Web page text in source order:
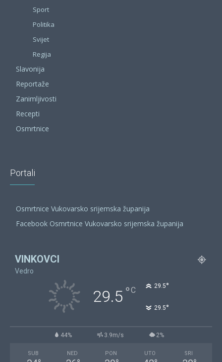
Sport
Politika
Svijet
Regija
Slavonija
Reportaže
Zanimljivosti
Recepti
Osmrtnice
Portali
Osmrtnice Vukovarsko srijemska županija
Facebook Osmrtnice Vukovarsko srijemska županija
VINKOVCI
Vedro
29.5 °C 29.5°
29.5°
44% 3.9m/s 2%
SUB NED PON UTO SRI